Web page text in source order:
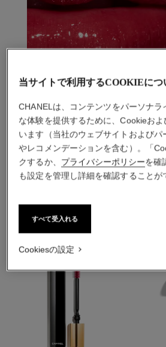
おすすめの
当サイトで利用するCOOKIEにつ
CHANELは、コンテンツをパーソナラ
な体験を提供するために、Cookieお
います（当社のウェブサイトおよびパ
やレコメンデーションを含む）。「
クするか、 プライバシーポリシーを確
も設定を管理し詳細を確認することが
すべて受入れる
Cookiesの設定